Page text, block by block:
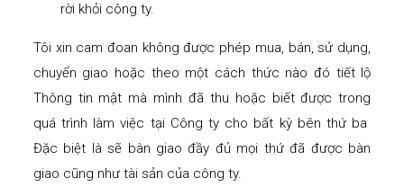
rời khỏi công ty.
Tôi xin cam đoan không được phép mua, bán, sử dụng,
chuyển giao hoặc theo một cách thức nào đó tiết lộ
Thông tin mật mà mình đã thu hoặc biết được trong
quá trình làm việc tại Công ty cho bất kỳ bên thứ ba
Đặc biệt là sẽ bàn giao đầy đủ mọi thứ đã được bàn
giao cũng như tài sản của công ty.